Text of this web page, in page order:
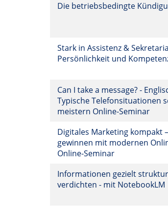
Die betriebsbedingte
Stark in Assistenz &
Persönlichkeit und
Can I take a message? -
Typische Telefonsituationen
meistern Online-Seminar
Digitales Marketing kompakt
gewinnen mit modernen
Online-Seminar
Informationen gezielt
verdichten - mit NotebookLM